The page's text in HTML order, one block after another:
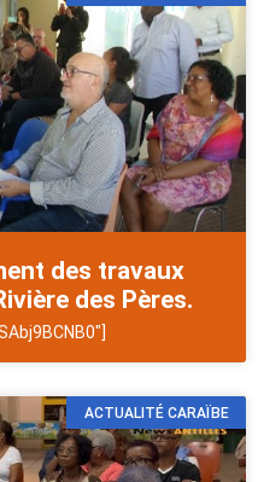
des travaux
des Pères.
ACTUALITÉ CARAÏBE